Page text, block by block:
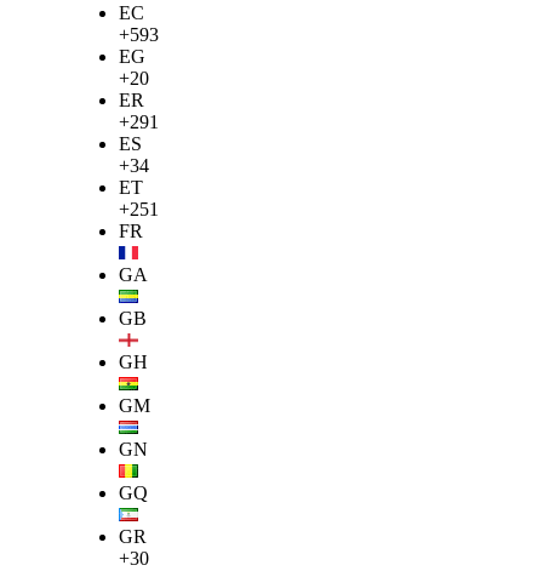
EC
+593
EG
+20
ER
+291
ES
+34
ET
+251
FR
GA
GB
GH
GM
GN
GQ
GR
+30